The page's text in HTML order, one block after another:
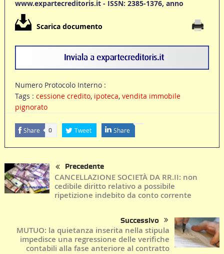
www.expartecreditoris.it - ISSN: 2385-1376, anno
Scarica documento
Numero Protocolo Interno :
Tags : cessione credito, ipoteca, vendita immobile
pignorato
Share 0 Tweet Share
Precedente
CANCELLAZIONE SOCIETÀ DA RR.II: non
cedibile diritto relativo a possibile
ripetizione indebito da conto corrente
Successivo
MUTUO: la quietanza inserita nella stipula
impedisce una regressione delle verifiche
contabili alla fase anteriore al contratto